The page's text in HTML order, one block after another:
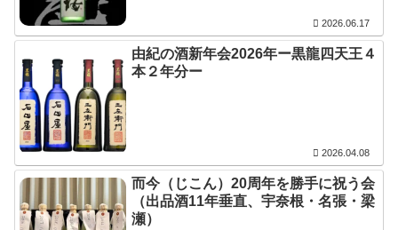
2026.06.17
由紀の酒新年会2026年ー黒龍四天王４
本２年分ー
2026.04.08
而今（じこん）20周年を勝手に祝う会
（出品酒11年垂直、宇奈根・名張・梁
瀬）